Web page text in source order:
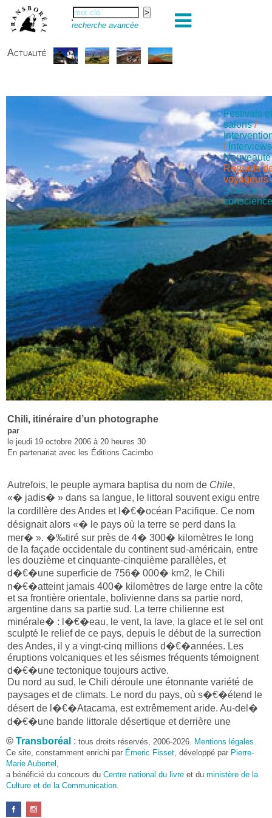
recherche avancée
Actualité
Festivals
salons /
/ Interviews
Nouveauté
Regards
voyageurs
Science et
Chili, itinéraire d’un photographe
par
le jeudi 19 octobre 2006 à 20 heures 30
En partenariat avec les Éditions Cacimbo
Autrefois, le peuple aymara baptisa du nom de Chile,
«� jadis� » dans sa langue, le littoral souvent exigu entre
la cordillère des Andes et l�€�océan Pacifique. Ce nom
désignait alors «� le pays où la terre se perd dans la
mer� ». �‰tiré sur près de 4� 300� kilomètres le long
de la façade occidentale du continent sud-américain, entre
les douzième et cinquante-cinquième parallèles, et
d�€�une superficie de 756� 000� km2, le Chili
n�€�atteint jamais 400� kilomètres de large entre la côte
et sa frontière orientale, bolivienne dans sa partie nord,
argentine dans sa partie sud. La terre chilienne est
minérale� : l�€�eau, le vent, la lave, la glace et le sel ont
sculpté le relief de ce pays, depuis le début de la surrection
des Andes, il y a vingt-cinq millions d�€�années. Les
éruptions volcaniques et les séismes fréquents témoignent
d�€�une tectonique toujours active.
Du nord au sud, le Chili déroule une étonnante variété de
paysages et de climats. Le nord du pays, où s�€�étend le
désert de l�€�Atacama, est extrêmement aride. Au-del�
d�€�une bande littorale désertique et derrière une
première cordillère s�€�étend l�€�Altiplano, au pied
des volcans andins dont les sommets enneigés viennent se
refléter dans de paisibles lagunes. Malgré l�€�altitude qui
avoisine les 4� 000� mètres, les paysages deviennent
verdoyants. Sur lesbofedales
découvrent de vastes dépressions salifères, autrefois
© Transboréal : tous droits réservés, 2006-2026. Mentions légales.
Ce site, constamment enrichi par Émeric Fisset, développé par Pierre-
Marie Aubertel ,
a bénéficié du concours du Centre national du livre et du ministère de la
Culture et de la Communication.